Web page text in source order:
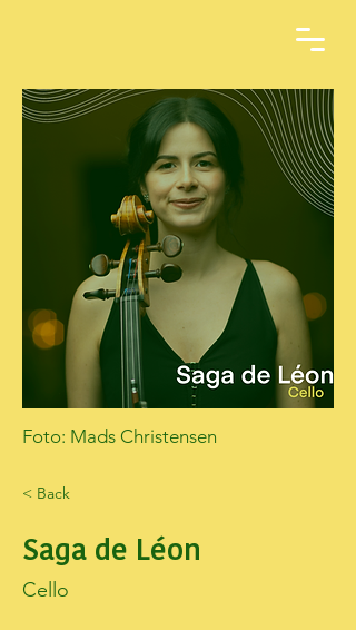
Foto: Mads Christensen
< Back
Saga de Léon
Cello